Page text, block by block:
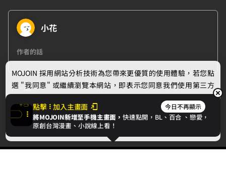
小花
作者的話
下一章
第三章：快樂崇拜
點擊 加入主畫面 今日不再顯示
將MOJOIN新增至手機主畫面，快速點開，BL、 百合 、戀愛，
原創台灣漫畫、小說線上看！
MOJOIN 採用網站分析技術為您帶來更優質的使用體驗，若您點
選 "我同意" 或繼續瀏覽本網站，即表示您同意我們使用第三方
Cookie，欲瞭解更多資訊請見隱私權政策。
我同意